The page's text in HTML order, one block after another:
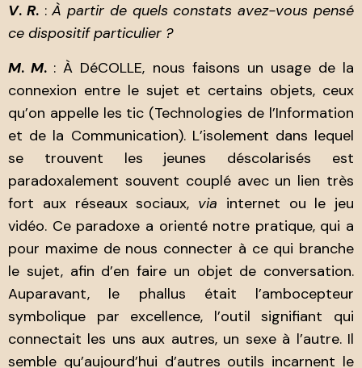
V. R.:À partir de quels constats avez-vous pensé
ce dispositif particulier ?
M.M. : À DéCOLLE, nous faisons un usage de la
connexion entre le sujet et certains objets, ceux
qu’on appelle les tic (Technologies de l’Information
et de la Communication). L’isolement dans lequel
se trouvent les jeunes déscolarisés est
paradoxalement souvent couplé avec un lien très
fort aux réseaux sociaux, via internet ou le jeu
vidéo. Ce paradoxe a orienté notre pratique, qui a
pour maxime de nous connecter à ce qui branche
le sujet, afin d’en faire un objet de conversation.
Auparavant, le phallus était l’ambocepteur
symbolique par excellence, l’outil signifiant qui
connectait les uns aux autres, un sexe à l’autre. Il
semble qu’aujourd’hui d’autres outils incarnent le